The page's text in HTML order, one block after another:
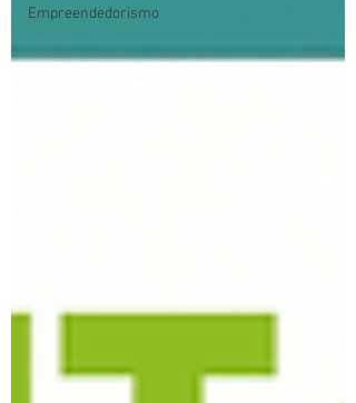
Empreendedorismo